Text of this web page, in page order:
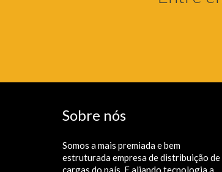
Sobre nós
Somos a mais premiada e bem
estruturada empresa de distribuição de
cargas do país. E aliando tecnologia a